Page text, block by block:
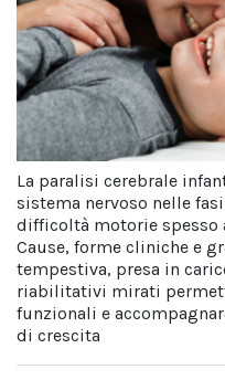
La paralisi cerebrale
sistema nervoso nelle
difficoltà motorie
Cause, forme cliniche e
tempestiva, presa in
riabilitativi mirati
funzionali e
di crescita